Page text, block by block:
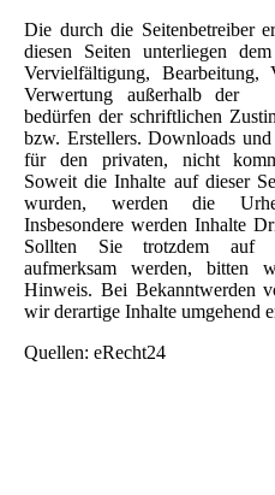
Die durch die Seitenbetreiber
diesen Seiten unterliegen
Vervielfältigung,
Verwertung außerhalb der
bedürfen der schriftlichen
bzw. Erstellers. Downloads
für den privaten, nicht
Soweit die Inhalte auf dieser
wurden, werden die
Insbesondere werden Inhalte
Sollten Sie trotzdem auf
aufmerksam werden, bitten
Hinweis. Bei Bekanntwerden
wir derartige Inhalte umgehend
Quellen: eRecht24